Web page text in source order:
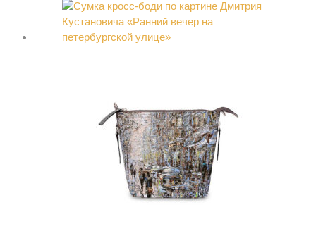
составляла
30,000.00 ₽.
22,000.00 ₽.